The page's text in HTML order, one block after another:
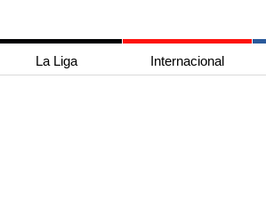
La Liga Internacional